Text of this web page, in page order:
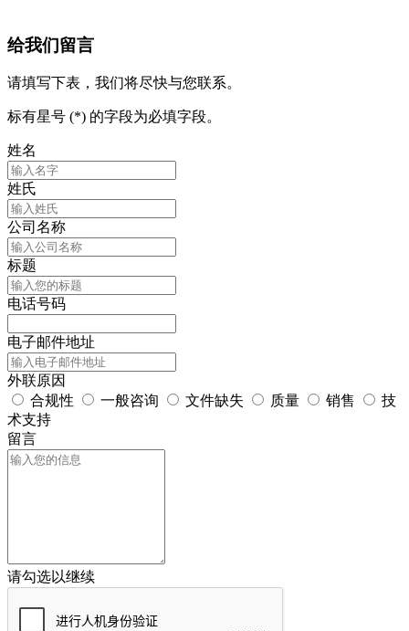
给我们留言
请填写下表，我们将尽快与您联系。
标有星号 (*) 的字段为必填字段。
姓名
姓氏
公司名称
标题
电话号码
电子邮件地址
外联原因
合规性
一般咨询 文件缺失 质量 销售
技
术支持
留言
请勾选以继续